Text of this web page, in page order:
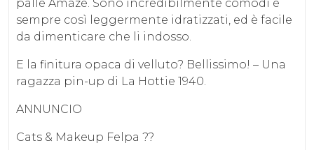
palle Amaze. Sono incredibilmente comodi e
sempre così leggermente idratizzati, ed è facile
da dimenticare che li indosso.
E la finitura opaca di velluto? Bellissimo! – Una
ragazza pin-up di La Hottie 1940.
ANNUNCIO
Cats & Makeup Felpa ??